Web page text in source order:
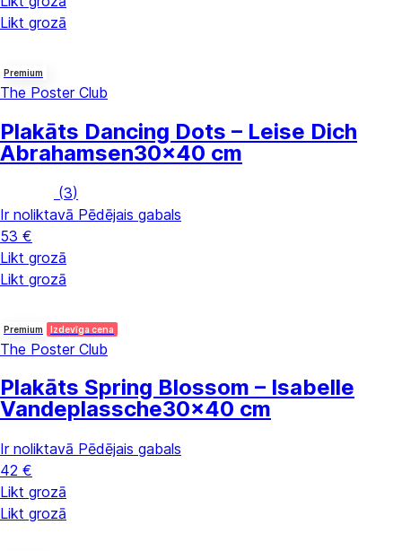
Likt grozā
Premium
The Poster Club
Plakāts Dancing Dots – Leise Dich
Abrahamsen30x40 cm
(3)
Ir noliktavā Pēdējais gabals
53 €
Likt grozā
Likt grozā
Premium Izdevīga cena
The Poster Club
Plakāts Spring Blossom – Isabelle
Vandeplassche30x40 cm
Ir noliktavā Pēdējais gabals
42 €
Likt grozā
Likt grozā